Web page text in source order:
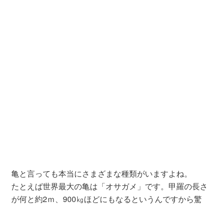
亀と言っても本当にさまざまな種類がいますよね。
たとえば世界最大の亀は「オサガメ」です。甲羅の長さ
が何と約2ｍ、900㎏ほどにもなるというんですから驚